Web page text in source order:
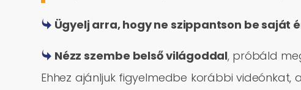
Ügyelj arra, hogy ne szippantson be saját
Nézz szembe belső világoddal, próbáld
Ehhez ajánljuk figyelmedbe korábbi videónkat,